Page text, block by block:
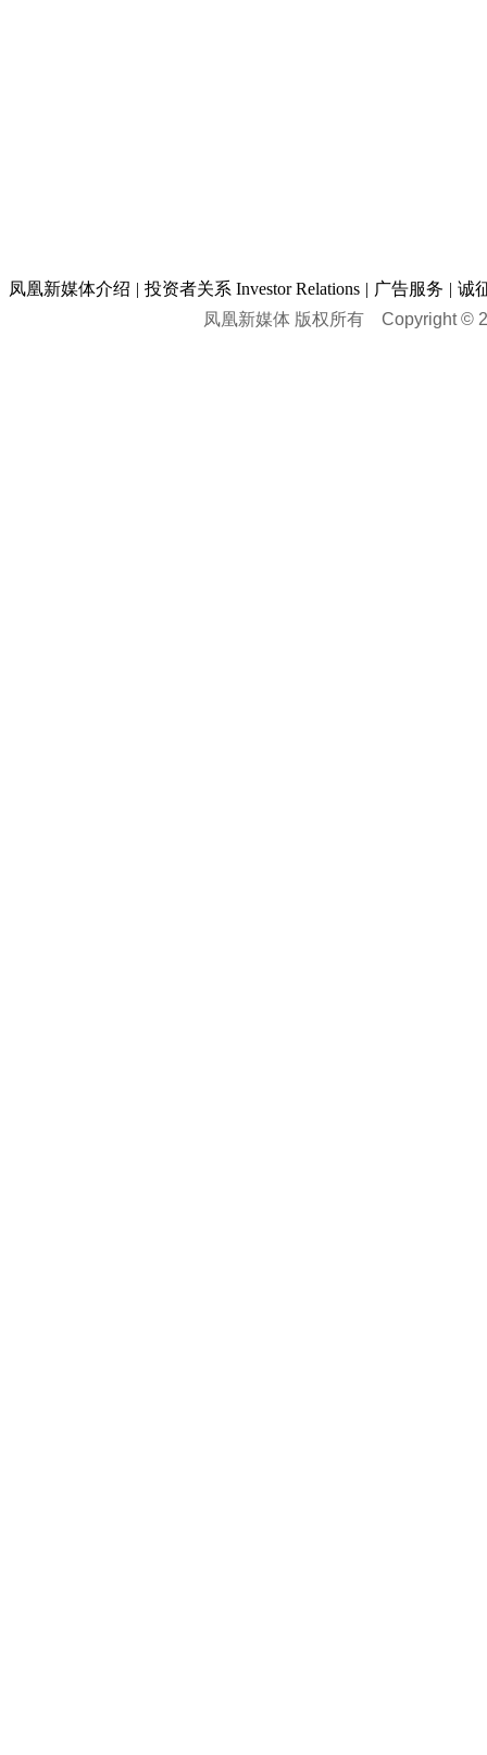
凤凰新媒体介绍 | 投资者关系 Investor Relations | 广告服务 | 诚
凤凰新媒体 版权所有 Copyright ©